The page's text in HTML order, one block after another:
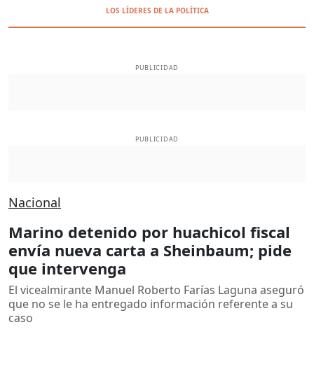
LOS LÍDERES DE LA POLÍTICA
PUBLICIDAD
PUBLICIDAD
Nacional
Marino detenido por huachicol fiscal
envía nueva carta a Sheinbaum; pide
que intervenga
El vicealmirante Manuel Roberto Farías Laguna aseguró
que no se le ha entregado información referente a su
caso